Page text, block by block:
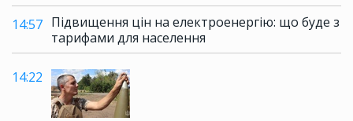
14:57 Підвищення цін на електроенергію: що буде з
тарифами для населення
14:22